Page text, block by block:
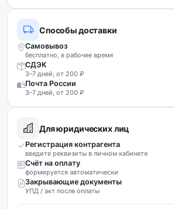
Способы доставки
Самовывоз
бесплатно, в рабочее время
СДЭК
3–7 дней, от 200 ₽
Почта России
3–7 дней, от 200 ₽
Для юридических лиц
Регистрация контрагента
введите реквизиты в личном кабинете
Счёт на оплату
формируется автоматически
Закрывающие документы
УПД / акт после оплаты